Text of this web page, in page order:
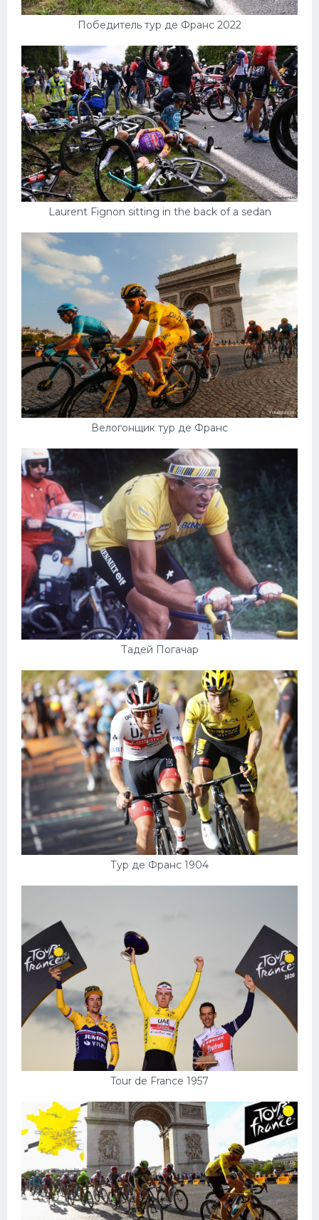
Победитель тур де Франс 2022
Laurent Fignon sitting in the back of a sedan
Велогонщик тур де Франс
Тадей Погачар
Тур де Франс 1904
Tour de France 1957